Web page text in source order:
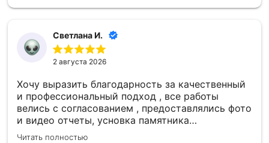
«Синай‑С» за чуткость, профессионализм и
проделанную работу! 🙏
Светлана И.
2 августа 2026
Хочу выразить благодарность за качественный
и профессиональный подход , все работы
велись с согласованием , предоставлялись фото
и видео отчеты, усновка памятника
качественная , большое спасибо компании
Читать полностью